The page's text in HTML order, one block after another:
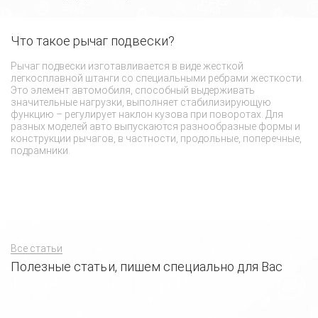
Что такое рычаг подвески?
Рычаг подвески изготавливается в виде жесткой
легкосплавной штанги со специальными ребрами жесткости.
Это элемент автомобиля, способный выдерживать
значительные нагрузки, выполняет стабилизирующую
функцию – регулирует наклон кузова при поворотах. Для
разных моделей авто выпускаются разнообразные формы и
конструкции рычагов, в частности, продольные, поперечные,
подрамники.
Все статьи
Полезные статьи, пишем специально для Вас